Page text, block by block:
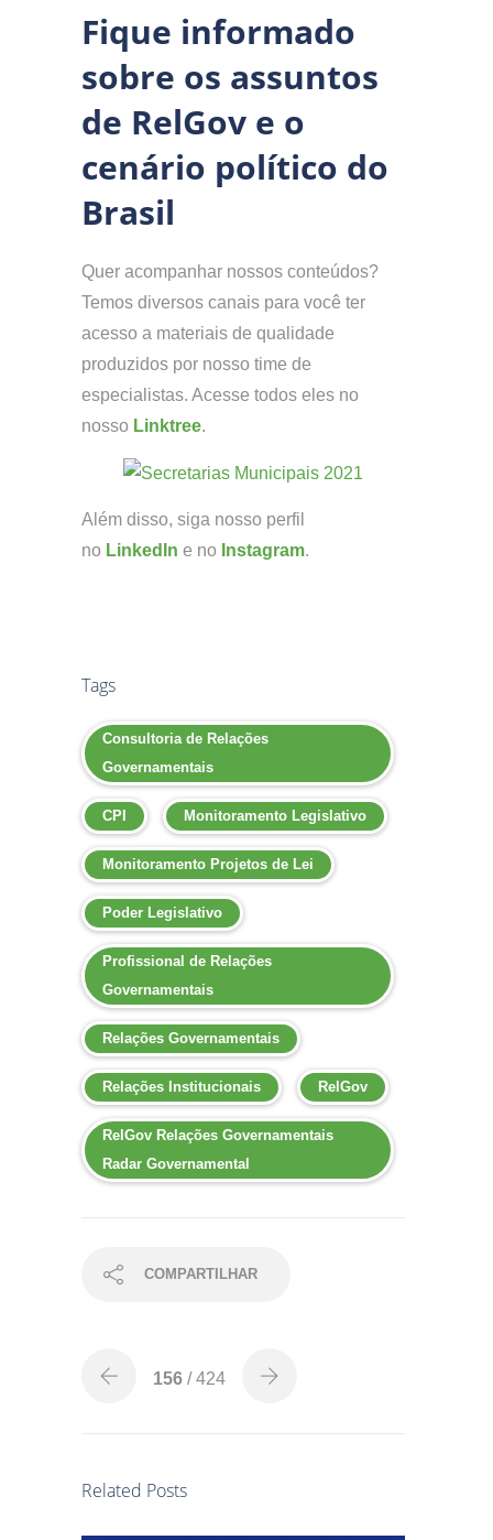
Fique informado
sobre os assuntos
de RelGov e o
cenário político do
Brasil
Quer acompanhar nossos conteúdos?
Temos diversos canais para você ter
acesso a materiais de qualidade
produzidos por nosso time de
especialistas. Acesse todos eles no
nosso Linktree.
Além disso, siga nosso perfil
no LinkedIn e no Instagram.
Tags
Consultoria de Relações
Governamentais
CPI Monitoramento Legislativo
Monitoramento Projetos de Lei
Poder Legislativo
Profissional de Relações
Governamentais
Relações Governamentais
Relações Institucionais RelGov
RelGov Relações Governamentais
Radar Governamental
COMPARTILHAR
156 / 424
Related Posts